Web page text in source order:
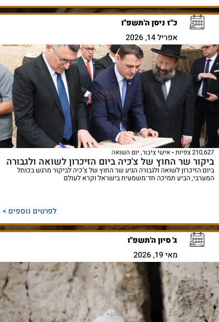
כ"ז ניסן ה'תשפ"ו
אפריל 14, 2026
210,627 צפיות אישי ציבור, יום השואה
ביקור שר החוץ של צ'כיה ביום הזיכרון לשואה ולגבורה
ביום הזיכרון לשואה ולגבורה הגיע שר החוץ של צ'כיה לביקור מרגש בכותל
המערבי, הביע תמיכה חד־משמעית בישראל וקרא לעולם
לפרטים נוספים >
ג' סיון ה'תשפ"ו
מאי 19, 2026